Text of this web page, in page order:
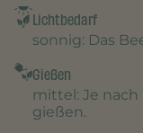
Lichtbedarf
sonnig: Das
Gießen
mittel: Je
gießen.